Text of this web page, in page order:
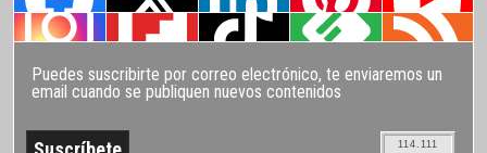
Puedes suscribirte por correo electrónico, te enviaremos un
email cuando se publiquen nuevos contenidos
114.111